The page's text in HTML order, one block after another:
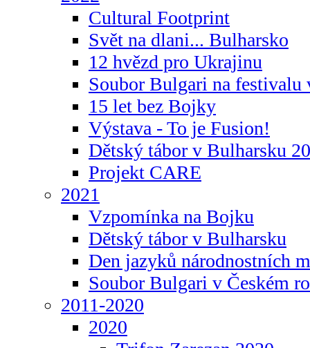
Cultural Footprint
Svět na dlani... Bulharsko
12 hvězd pro Ukrajinu
Soubor Bulgari na festivalu
15 let bez Bojky
Výstava - To je Fusion!
Dětský tábor v Bulharsku
Projekt CARE
2021
Vzpomínka na Bojku
Dětský tábor v Bulharsku
Den jazyků národnostních
Soubor Bulgari v Českém
2011-2020
2020